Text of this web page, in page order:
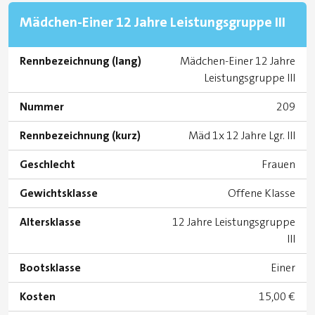
Mädchen-Einer 12 Jahre Leistungsgruppe III
Rennbezeichnung (lang)
Mädchen-Einer 12 Jahre
Leistungsgruppe III
Nummer
209
Rennbezeichnung (kurz)
Mäd 1x 12 Jahre Lgr. III
Geschlecht
Frauen
Gewichtsklasse
Offene Klasse
Altersklasse
12 Jahre Leistungsgruppe
III
Bootsklasse
Einer
Kosten
15,00 €